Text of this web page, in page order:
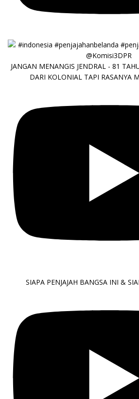
JANGAN MENANGIS JENDRAL - 81
DARI KOLONIAL TAPI RASANYA
SIAPA PENJAJAH BANGSA INI &